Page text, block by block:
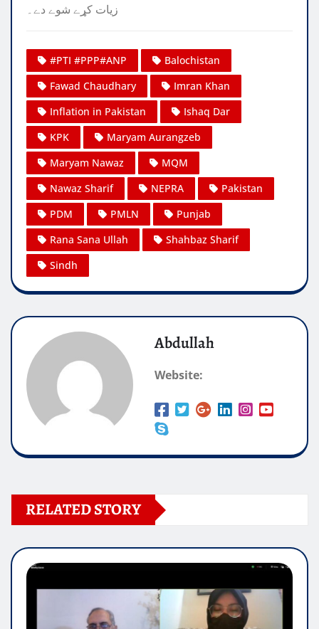
زيات کړے شوے دے۔
#PTI #PPP#ANP
Balochistan
Fawad Chaudhary
Imran Khan
Inflation in Pakistan
Ishaq Dar
KPK
Maryam Aurangzeb
Maryam Nawaz
MQM
Nawaz Sharif
NEPRA
Pakistan
PDM
PMLN
Punjab
Rana Sana Ullah
Shahbaz Sharif
Sindh
Abdullah
Website:
RELATED STORY